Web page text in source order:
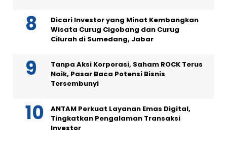
Dicari Investor yang Minat Kembangkan
Wisata Curug Cigobang dan Curug
Cilurah di Sumedang, Jabar
Tanpa Aksi Korporasi, Saham ROCK Terus
Naik, Pasar Baca Potensi Bisnis
Tersembunyi
ANTAM Perkuat Layanan Emas Digital,
Tingkatkan Pengalaman Transaksi
Investor